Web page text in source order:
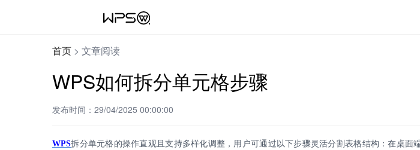
首页 > 文章阅读
WPS如何拆分单元格步骤
发布时间：29/04/2025 00:00:00
WPS拆分单元格的操作直观且支持多样化调整，用户可通过以下步骤灵活分割表格结构：在桌面